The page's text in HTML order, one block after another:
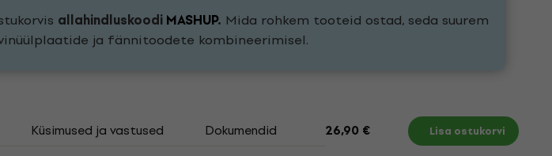
allahindluskoodiMASHUP. Mida rohkem tooteid ostad, seda suurem
ja fännitoodete kombineerimisel.
Küsimused ja vastused Dokumendid 26,90 € Lisa ostukorvi